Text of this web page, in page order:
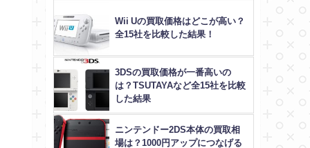
Wii Uの買取価格はどこが高い？
全15社を比較した結果！
3DSの買取価格が一番高いの
は？TSUTAYAなど全15社を比較
した結果
ニンテンドー2DS本体の買取相
場は？1000円アップにつなげる